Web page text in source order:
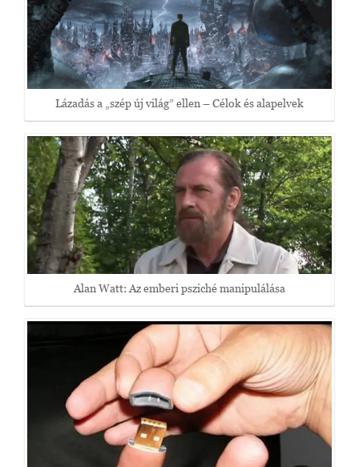
Lázadás a „szép új világ” ellen – Célok és alapelvek
Alan Watt: Az emberi psziché manipulálása